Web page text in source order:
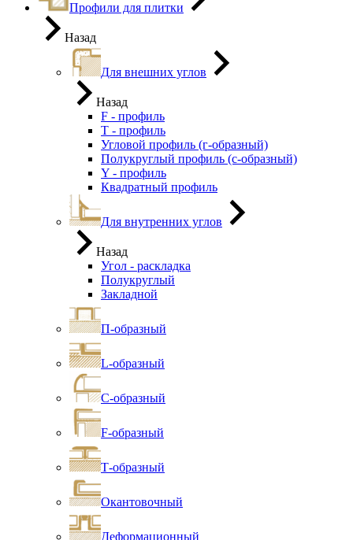
Профили для плитки
Назад
Для внешних углов
Назад
F - профиль
Т - профиль
Угловой профиль (г-образный)
Полукруглый профиль (с-образный)
Y - профиль
Квадратный профиль
Для внутренних углов
Назад
Угол - раскладка
Полукруглый
Закладной
П-образный
L-образный
С-образный
F-образный
Т-образный
Окантовочный
Деформационный